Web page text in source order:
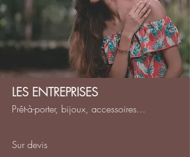
LES ENTREPRISES
Prêt-à-porter, bijoux, accessoires...
Sur devis